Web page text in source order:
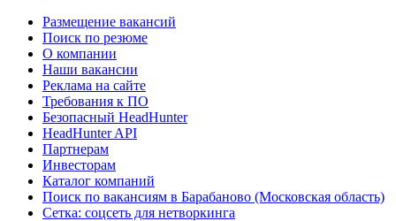
Размещение вакансий
Поиск по резюме
О компании
Наши вакансии
Реклама на сайте
Требования к ПО
Безопасный HeadHunter
HeadHunter API
Партнерам
Инвесторам
Каталог компаний
Поиск по вакансиям в Барабаново (Московская область)
Сетка: соцсеть для нетворкинга